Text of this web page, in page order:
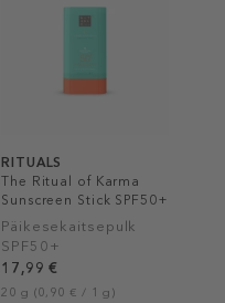
RITUALS
The Ritual of Karma
Sunscreen Stick SPF50+
Päikesekaitsepulk
SPF50+
17,99 €
20 g (0,90 € / 1 g)